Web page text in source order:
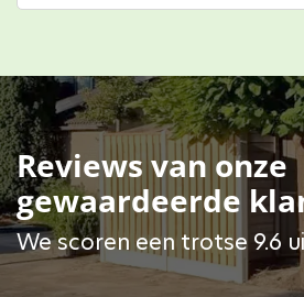
Reviews van onze
gewaardeerde
We scoren een trotse 9.6